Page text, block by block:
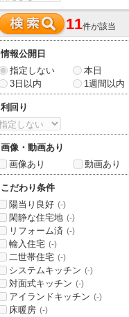
11件が該当
情報公開日
指定しない
本日
3日以内
1週間以内
利回り
画像・動画あり
画像あり
動画あり
こだわり条件
陽当り良好 (-)
閑静な住宅地 (-)
リフォーム済 (-)
輸入住宅 (-)
二世帯住宅 (-)
システムキッチン (-)
対面式キッチン (-)
アイランドキッチン (-)
床暖房 (-)